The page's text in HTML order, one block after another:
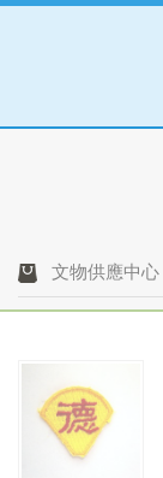
文物供應中心